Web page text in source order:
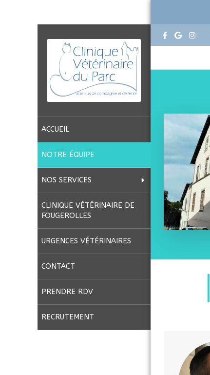
ACCUEIL
NOTRE ÉQUIPE
NOS SERVICES
CLINIQUE VÉTÉRINAIRE DE
FOUGEROLLES
URGENCES VÉTÉRINAIRES
CONTACT
PRENDRE RDV
RECRUTEMENT